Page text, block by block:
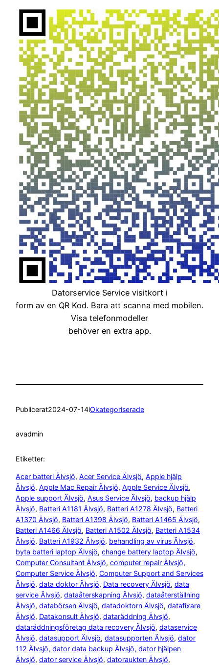
Datorservice Service visitkort i
form av en QR Kod. Bara att scanna med mobilen.
Visa telefonmodeller
behöver en extra app.
Publicerat2024-07-14iOkategoriserade
avadmin
Etiketter:
Acer batteri Älvsjö, Acer Service Älvsjö, Apple hjälp
Älvsjö, Apple Mac Repair Älvsjö, Apple Service Älvsjö
Apple support Älvsjö, Asus Service Älvsjö, backup hjälp
Älvsjö, Batteri A1181 Älvsjö, Batteri A1278 Älvsjö, Batteri
A1370 Älvsjö, Batteri A1398 Älvsjö, Batteri A1465 Älvsjö
Batteri A1466 Älvsjö, Batteri A1502 Älvsjö, Batteri A1534
Älvsjö, Batteri A1932 Älvsjö, behandling av virus Älvsjö
byta batteri laptop Älvsjö, change battery laptop Älvsjö
Computer Consultant Älvsjö, computer repair Älvsjö
Computer Service Älvsjö, Computer Support and Services
Älvsjö, data doktor Älvsjö, Data recovery Älvsjö, data
service Älvsjö, dataåterskapning Älvsjö, dataåterställning
Älvsjö, databörsen Älvsjö, datadoktorn Älvsjö, datafixare
Älvsjö, Datakonsult Älvsjö, dataräddning Älvsjö
dataräddningsföretag data recovery Älvsjö, dataservice
Älvsjö, datasupport Älvsjö, datasupporten Älvsjö, dator
112 Älvsjö, dator data backup Älvsjö, dator hjälpen
Älvsjö, dator service Älvsjö, datoraukten Älvsjö